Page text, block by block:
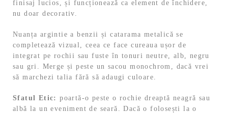
finisaj lucios, și funcționează ca element de închidere,
nu doar decorativ.
Nuanța argintie a benzii și catarama metalică se
completează vizual, ceea ce face cureaua ușor de
integrat pe rochii sau fuste în tonuri neutre, alb, negru
sau gri. Merge și peste un sacou monochrom, dacă vrei
să marchezi talia fără să adaugi culoare.
Sfatul Etic: poartă-o peste o rochie dreaptă neagră sau
albă la un eveniment de seară. Dacă o folosești la o